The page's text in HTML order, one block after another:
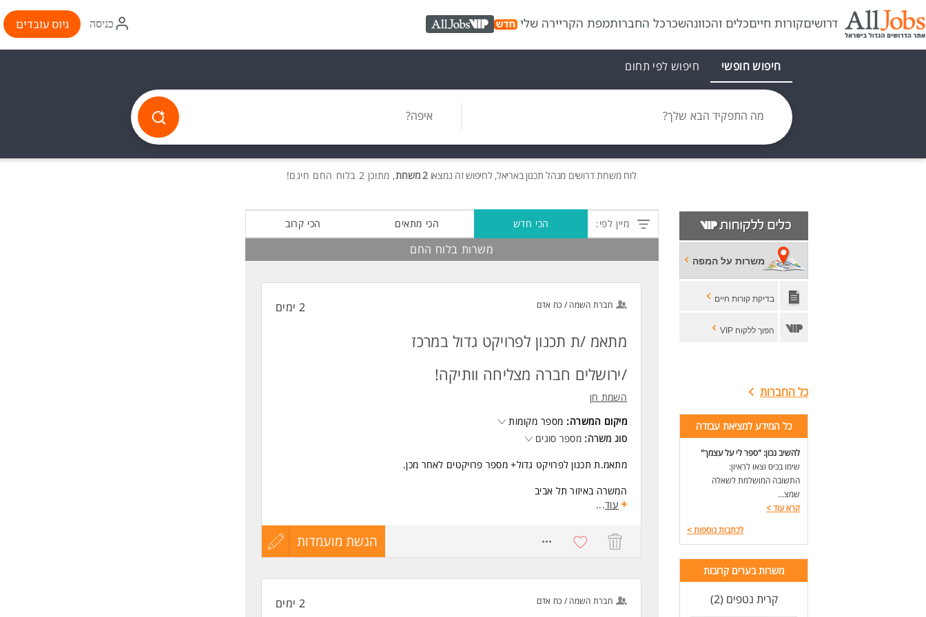
דרושיםקורות חייםכלים והכוונהשכרכל החברותמפת הקריירה שלי AllJobs VIP
איקון
התחברות
כניסה גיוס עובדים
חיפוש חופשי חיפוש לפי תחום
מה התפקיד הבא שלך? איפה?
לוח משרותדרושים מנהל תכנון באריאל, לחיפוש זה נמצאו 2 משרות , מתוכן 2 בלוח החם חינם!
משרות על המפה
בדיקת קורות חיים
הפוך ללקוח VIP
כל החברות
כל המידע למציאת עבודה
להשיב נכון: "ספר לי על עצמך"
שימו בכיס וצאו לראיון:
התשובה המושלמת לשאלה
שמצ...
קרא עוד>
לכתבות נוספות>
משרות בערים קרובות
קרית נטפים (2)
מיין לפי: הכי חדש הכי מתאים הכי קרוב
משרות בלוח החם
חברת השמה / כח אדם 2 ימים
מתאמ /ת תכנון לפרויקט גדול במרכז
/ירושלים חברה מצליחה וותיקה!
השמת חן
מיקום המשרה: מספר מקומות
סוג משרה: מספר סוגים
מתאמ.ת תכנון לפרויקט גדול+ מספר פרויקטים לאחר מכן.
המשרה באיזור תל אביב
דרישות:
השכלת:
מהנדס/ת /אדריכל/ית/ הנדסאי/ת- חובה!
ניסיון מקצועי של לפחות 5 שנים בתיאום תכנון בפרויקטים גדולים עתירי אדריכלות, שלד,
עוד...
הגשת מועמדות
עדכון
חברת השמה / כח אדם 2 ימים